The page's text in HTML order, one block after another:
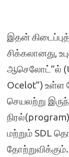
இதன் கிடைப்புத்
சிக்கலானது,
ஆசெலோட்”ல்
Ocelot”) உள்ள
செயலற்று
மற்றும் SDL